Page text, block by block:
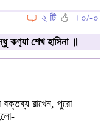
২ টি
+০/-০
কণ‍্যা শেখ হাসিনা ॥
বক্তব্য রাখেন, পুরো